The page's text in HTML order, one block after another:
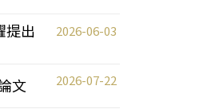
提出
2026-06-03
文 2026-07-22